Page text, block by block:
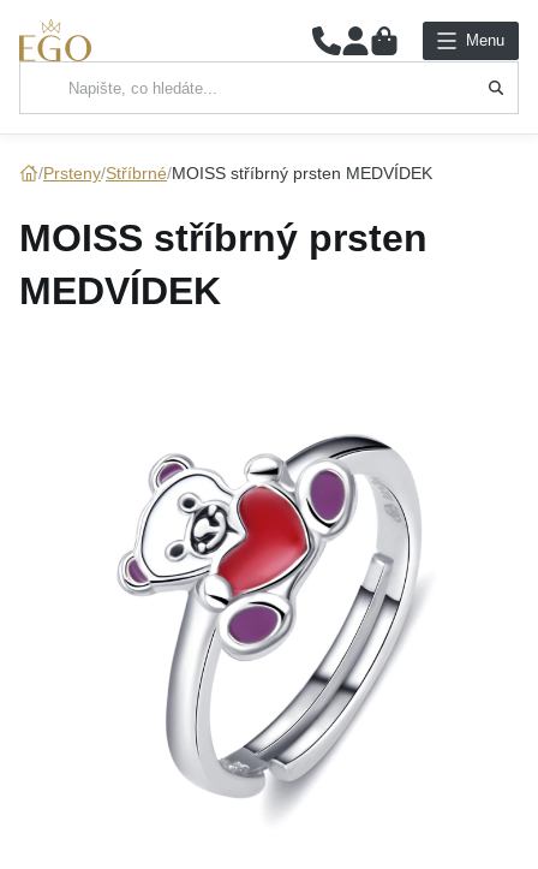
0 Menu
Hlavní kategorie
KOLEKCE
Prsteny Stříbrné MOISS stříbrný prsten MEDVÍDEK
MOISS stříbrný prsten
MEDVÍDEK